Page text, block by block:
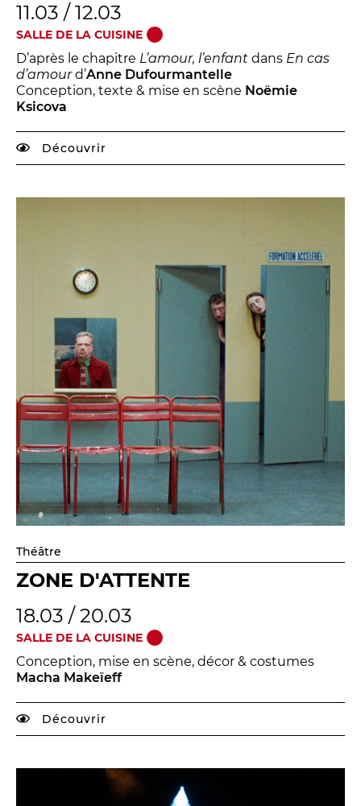
11.03 / 12.03
SALLE DE LA CUISINE
D’après le chapitre L’amour, l’enfant dans En cas
d’amourd’Anne Dufourmantelle
Conception, texte & mise en scène Noëmie
Ksicova
Découvrir
Théâtre
ZONE D'ATTENTE
18.03 / 20.03
SALLE DE LA CUISINE
Conception, mise en scène, décor & costumes
Macha Makeïeff
Découvrir